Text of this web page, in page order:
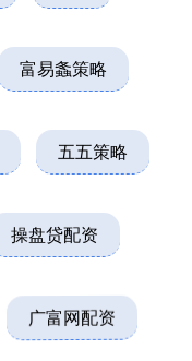
富易螽策略
五五策略
操盘贷配资
广富网配资